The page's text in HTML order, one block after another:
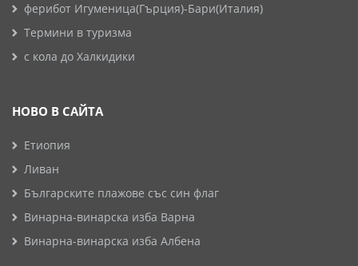
ферибот Игуменица(Гърция)-Бари(Италия)
Термини в туризма
с кола до Халкидики
НОВО В САЙТА
Етиопия
Ливан
Българските плажове със син флаг
Винарна-винарска изба Варна
Винарна-винарска изба Албена